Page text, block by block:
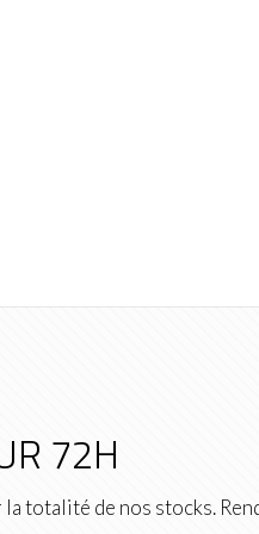
72H
totalité de nos stocks.